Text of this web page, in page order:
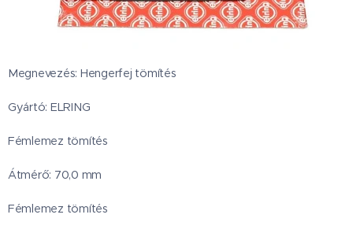
Megnevezés: Hengerfej tömítés
Gyártó: ELRING
Fémlemez tömítés
Átmérő: 70,0 mm
Fémlemez tömítés